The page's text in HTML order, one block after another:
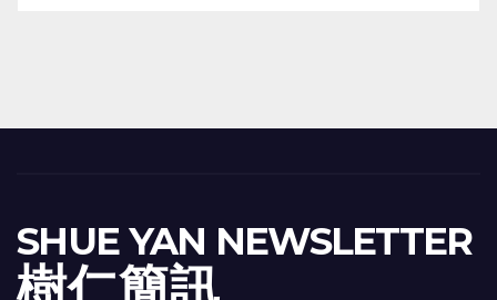
SHUE YAN NEWSLETTER
樹 仁 簡 訊